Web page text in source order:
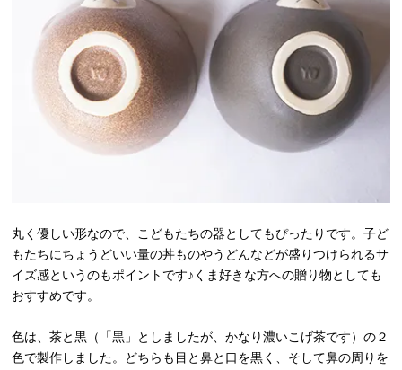
丸く優しい形なので、こどもたちの器としてもぴったりです。子ど
もたちにちょうどいい量の丼ものやうどんなどが盛りつけられるサ
イズ感というのもポイントです♪くま好きな方への贈り物としても
おすすめです。
色は、茶と黒（「黒」としましたが、かなり濃いこげ茶です）の２
色で製作しました。どちらも目と鼻と口を黒く、そして鼻の周りを